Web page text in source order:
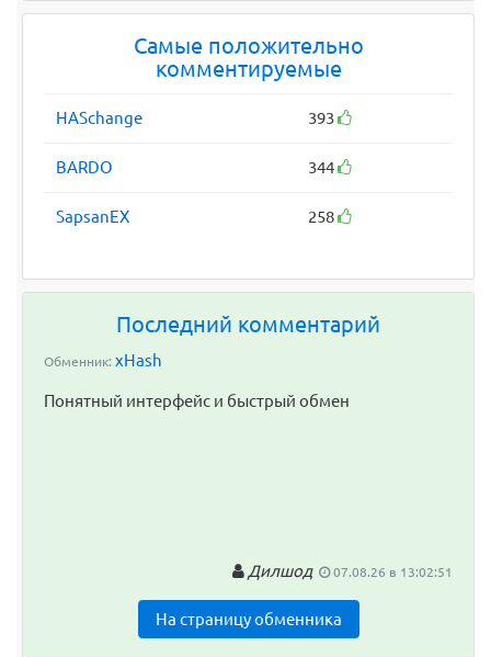
Самые положительно
комментируемые
HASchange 393
BARDO 344
SapsanEX 258
Последний комментарий
Обменник: xHash
Понятный интерфейс и быстрый обмен
Дилшод 07.08.26 в 13:02:51
На страницу обменника